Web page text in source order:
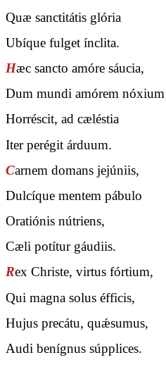
Quæ sanctitátis glória
Ubíque fulget ínclita.
Hæc sancto amóre sáucia,
Dum mundi amórem nóxium
Horréscit, ad cæléstia
Iter perégit árduum.
Carnem domans jejúniis,
Dulcíque mentem pábulo
Oratiónis nútriens,
Cæli potítur gáudiis.
Rex Christe, virtus fórtium,
Qui magna solus éfficis,
Hujus precátu, quǽsumus,
Audi benígnus súpplices.